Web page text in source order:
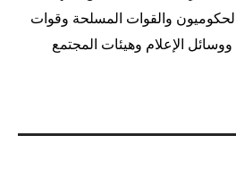
الحكوميون والقوات المسلحة وقوات
ووسائل الإعلام وهيئات المجتمع